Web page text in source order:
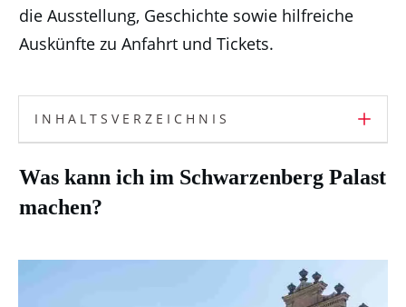
die Ausstellung, Geschichte sowie hilfreiche
Auskünfte zu Anfahrt und Tickets.
INHALTSVERZEICHNIS
Was kann ich im Schwarzenberg Palast
machen?